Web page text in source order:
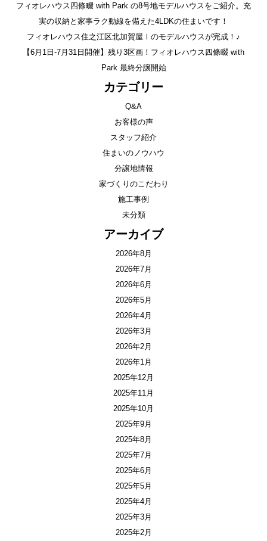
フィオレハウス四條畷 with Park の8号地モデルハウスをご紹介。充
実の収納と家事ラク動線を備えた4LDKの住まいです！
フィオレハウス住之江区北加賀屋Ⅰのモデルハウスが完成！♪
【6月1日-7月31日開催】残り3区画！フィオレハウス四條畷 with
Park 最終分譲開始
カテゴリー
Q&A
お客様の声
スタッフ紹介
住まいのノウハウ
分譲地情報
家づくりのこだわり
施工事例
未分類
アーカイブ
2026年8月
2026年7月
2026年6月
2026年5月
2026年4月
2026年3月
2026年2月
2026年1月
2025年12月
2025年11月
2025年10月
2025年9月
2025年8月
2025年7月
2025年6月
2025年5月
2025年4月
2025年3月
2025年2月